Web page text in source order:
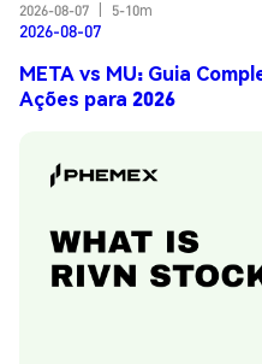
2026-08-07
5-10m
2026-08-07
META vs MU: Guia
Ações para 2026